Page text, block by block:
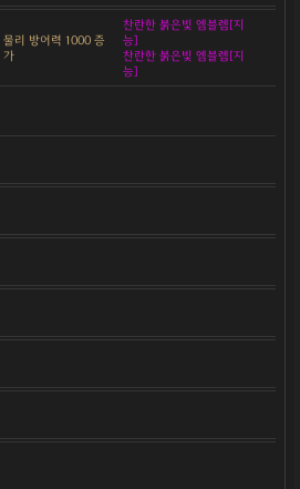
물리 방어력 1000 증
가
찬란한 붉은빛 엠블렘[지
능]
찬란한 붉은빛 엠블렘[지
능]